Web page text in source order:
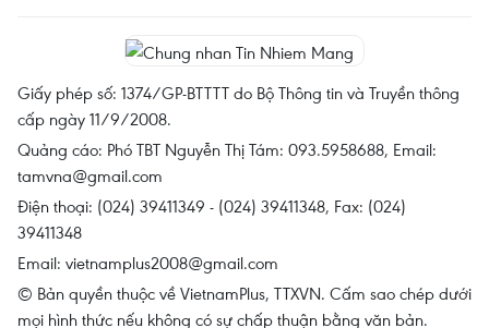
Giấy phép số: 1374/GP-BTTTT do Bộ Thông tin và Truyền thông
cấp ngày 11/9/2008.
Quảng cáo: Phó TBT Nguyễn Thị Tám: 093.5958688, Email:
tamvna@gmail.com
Điện thoại: (024) 39411349 - (024) 39411348, Fax: (024)
39411348
Email: vietnamplus2008@gmail.com
© Bản quyền thuộc về VietnamPlus, TTXVN. Cấm sao chép dưới
mọi hình thức nếu không có sự chấp thuận bằng văn bản.